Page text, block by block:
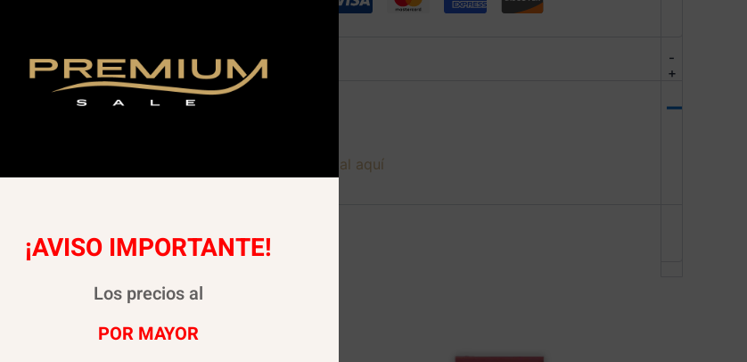
-
+
Descripción
Descargar Carta Digital aquí
¡AVISO IMPORTANTE!
Los precios al
POR MAYOR